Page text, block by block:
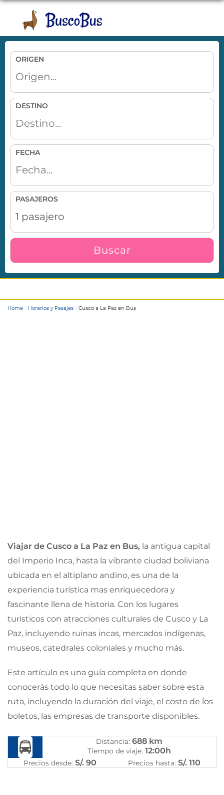
ORIGEN
DESTINO
FECHA
PASAJEROS
Buscar
Home Horarios y Pasajes Cusco a La Paz en Bus
Viajar de Cusco a La Paz en Bus, la antigua capital
del Imperio Inca, hasta la vibrante ciudad boliviana
ubicada en el altiplano andino, es una de la
experiencia turística mas enriquecedora y
fascinante llena de historia. Con los lugares
turísticos con atracciones culturales de Cusco y La
Paz, incluyendo ruinas incas, mercados indígenas,
museos, catedrales coloniales y mucho más.
Este artículo es una guía completa en donde
conocerás todo lo que necesitas saber sobre esta
ruta, incluyendo la duración del viaje, el costo de los
boletos, las empresas de transporte disponibles.
Distancia: 688 km
Tiempo de viaje: 12:00h
Precios desde: S/. 90 Precios hasta: S/. 110